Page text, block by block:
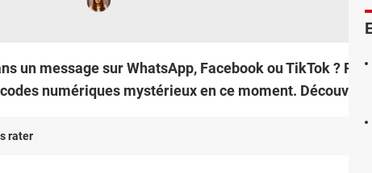
un message sur WhatsApp, Facebook ou TikTok ?
numériques mystérieux en ce moment.
rater